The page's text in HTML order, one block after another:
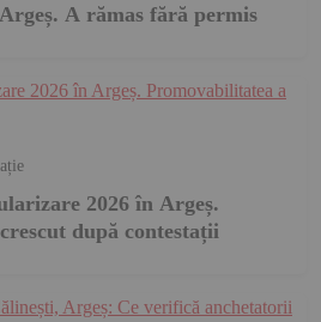
A rămas fără permis
2026 în Argeș.
după contestații